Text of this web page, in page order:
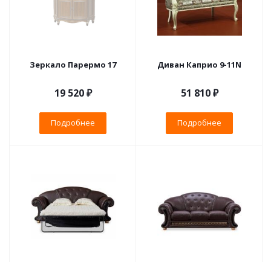
Зеркало Парермо 17
19 520 ₽
Подробнее
Диван Каприо 9-11N
51 810 ₽
Подробнее